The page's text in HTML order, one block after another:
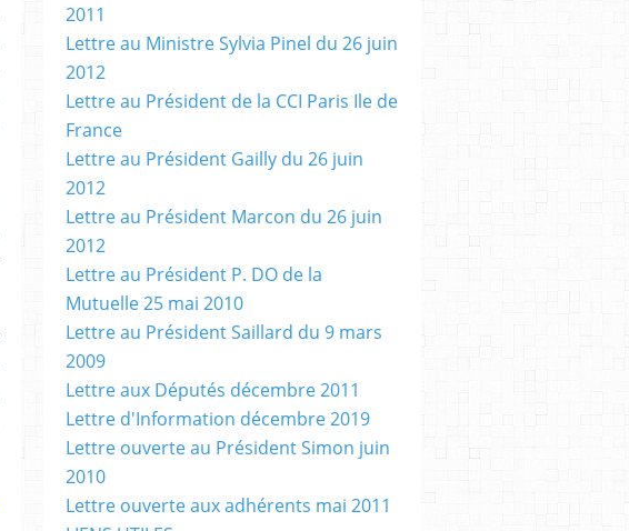
2011
Lettre au Ministre Sylvia Pinel du 26 juin
2012
Lettre au Président de la CCI Paris Ile de
France
Lettre au Président Gailly du 26 juin
2012
Lettre au Président Marcon du 26 juin
2012
Lettre au Président P. DO de la
Mutuelle 25 mai 2010
Lettre au Président Saillard du 9 mars
2009
Lettre aux Députés décembre 2011
Lettre d'Information décembre 2019
Lettre ouverte au Président Simon juin
2010
Lettre ouverte aux adhérents mai 2011